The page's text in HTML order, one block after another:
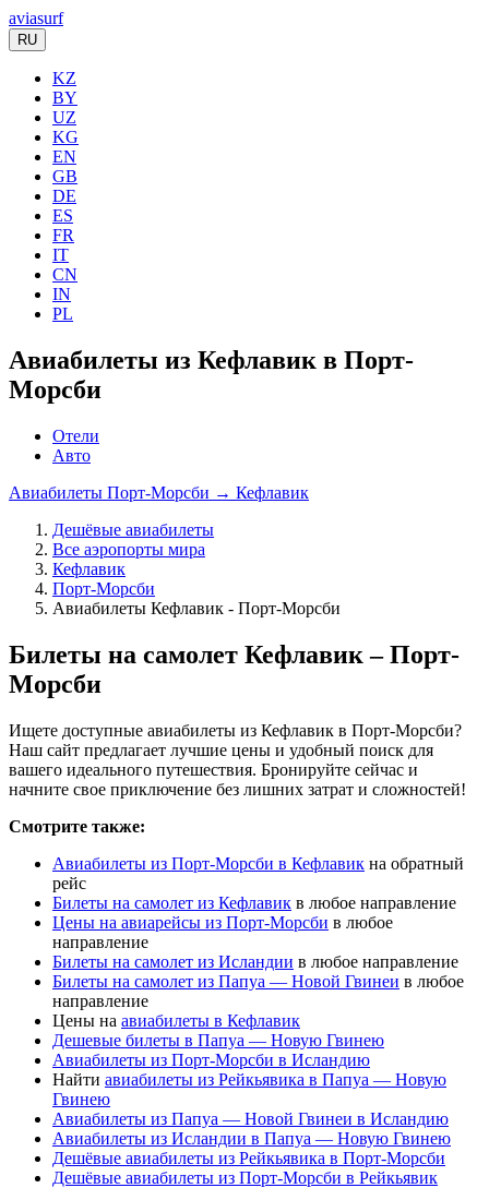
aviasurf
RU
KZ
BY
UZ
KG
EN
GB
DE
ES
FR
IT
CN
IN
PL
Авиабилеты из Кефлавик в Порт-
Морсби
Отели
Авто
Авиабилеты Порт-Морсби → Кефлавик
Дешёвые авиабилеты
Все аэропорты мира
Кефлавик
Порт-Морсби
Авиабилеты Кефлавик - Порт-Морсби
Билеты на самолет Кефлавик – Порт-
Морсби
Ищете доступные авиабилеты из Кефлавик в Порт-Морсби?
Наш сайт предлагает лучшие цены и удобный поиск для
вашего идеального путешествия. Бронируйте сейчас и
начните свое приключение без лишних затрат и сложностей!
Смотрите также:
Авиабилеты из Порт-Морсби в Кефлавик на обратный
рейс
Билеты на самолет из Кефлавик в любое направление
Цены на авиарейсы из Порт-Морсби в любое
направление
Билеты на самолет из Исландии в любое направление
Билеты на самолет из Папуа — Новой Гвинеи в любое
направление
Цены на авиабилеты в Кефлавик
Дешевые билеты в Папуа — Новую Гвинею
Авиабилеты из Порт-Морсби в Исландию
Найти авиабилеты из Рейкьявика в Папуа — Новую
Гвинею
Авиабилеты из Папуа — Новой Гвинеи в Исландию
Авиабилеты из Исландии в Папуа — Новую Гвинею
Дешёвые авиабилеты из Рейкьявика в Порт-Морсби
Дешёвые авиабилеты из Порт-Морсби в Рейкьявик